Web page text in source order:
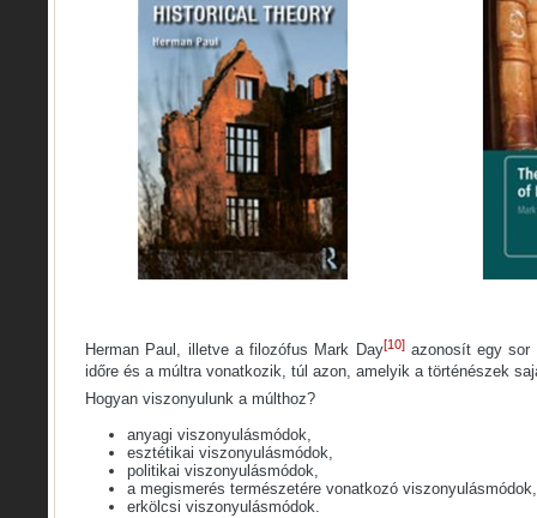
Herman Paul, illetve a filozófus Mark Day[10]azonosít egy sor
időre és a múltra vonatkozik, túl azon, amelyik a történészek
Hogyan viszonyulunk a múlthoz?
anyagi viszonyulásmódok,
esztétikai viszonyulásmódok,
politikai viszonyulásmódok,
a megismerés természetére vonatkozó viszonyulásmódok,
erkölcsi viszonyulásmódok.